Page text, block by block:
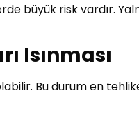
büyük risk vardır.
Isınması
Bu durum en